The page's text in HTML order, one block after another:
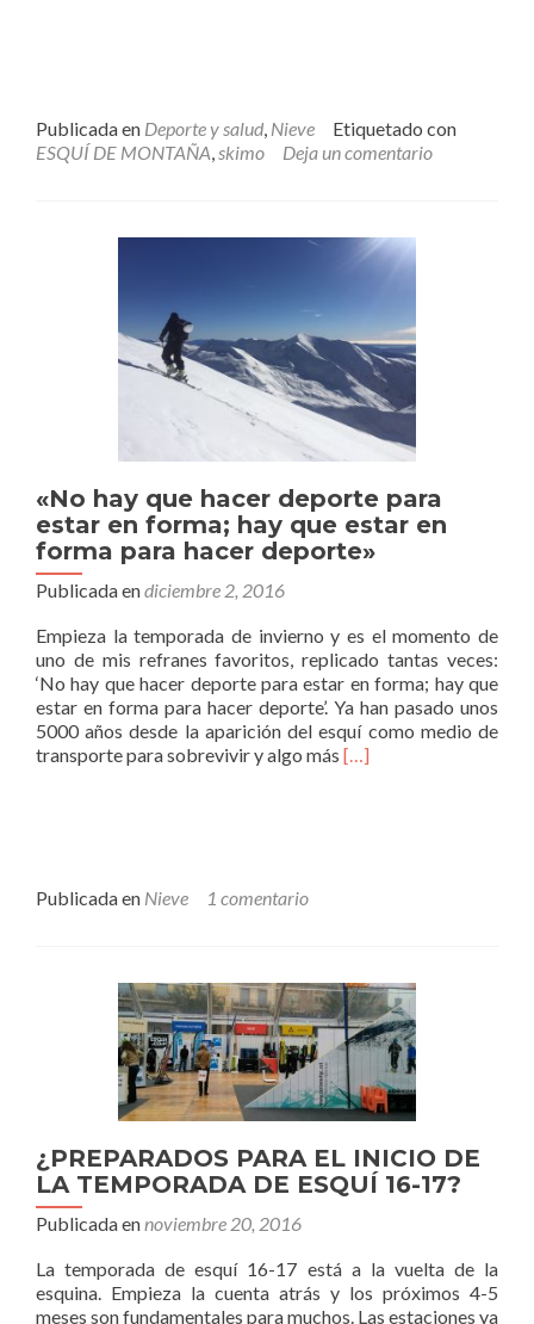
ALTA
RIBAGORÇA
Publicada en Deporte y salud, Nieve
Etiquetado con
ESQUÍ DE MONTAÑA,skimo Deja un comentario
«No hay que hacer deporte para
estar en forma; hay que estar en
forma para hacer deporte»
Publicada endiciembre 2, 2016
Empieza la temporada de invierno y es el momento de
uno de mis refranes favoritos, replicado tantas veces:
‘No hay que hacer deporte para estar en forma; hay que
estar en forma para hacer deporte’. Ya han pasado unos
5000 años desde la aparición del esquí como medio de
transporte para sobrevivir y algo más Leer
hay
que
estar
en
forma
para
deporte»
[…]
Publicada en Nieve 1 comentario
¿PREPARADOS PARA EL INICIO DE
LA TEMPORADA DE ESQUÍ 16-17?
Publicada ennoviembre 20, 2016
La temporada de esquí 16-17 está a la vuelta de la
esquina. Empieza la cuenta atrás y los próximos 4-5
meses son fundamentales para muchos. Las estaciones ya